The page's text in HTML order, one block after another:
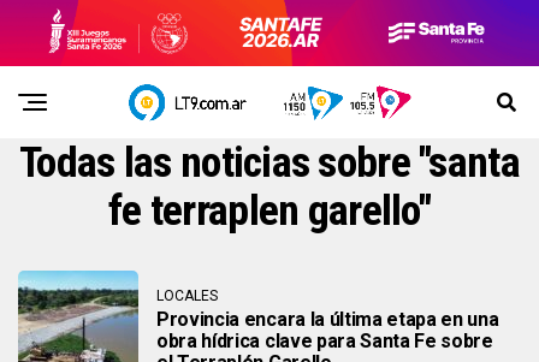
Todas las noticias sobre "santa
fe terraplen garello"
LOCALES
Provincia encara la última etapa en una
obra hídrica clave para Santa Fe sobre